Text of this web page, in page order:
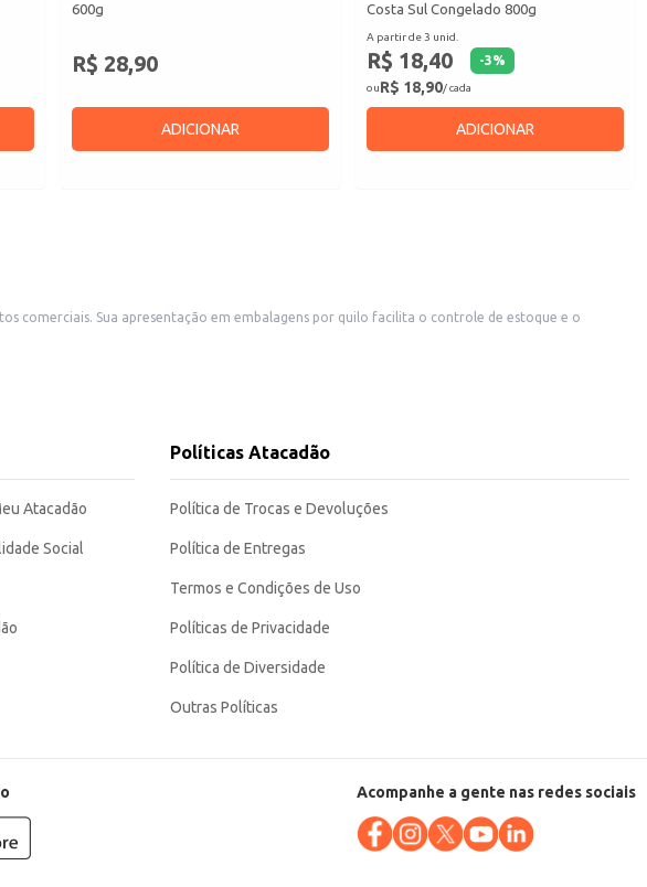
600g
R$ 28,90
ADICIONAR
Costa Sul Congelado 800g
A partir de 3 unid.
R$ 18,40 -3%
ouR$ 18,90/ cada
ADICIONAR
de estoque e o
no manuseio e armazenamento. Sua versatilidade na cozinha e a facilidade de revenda o tornam
Atacadão
Social
Políticas Atacadão
Política de Trocas e Devoluções
Política de Entregas
Termos e Condições de Uso
Políticas de Privacidade
Política de Diversidade
Outras Políticas
Acompanhe a gente nas redes sociais